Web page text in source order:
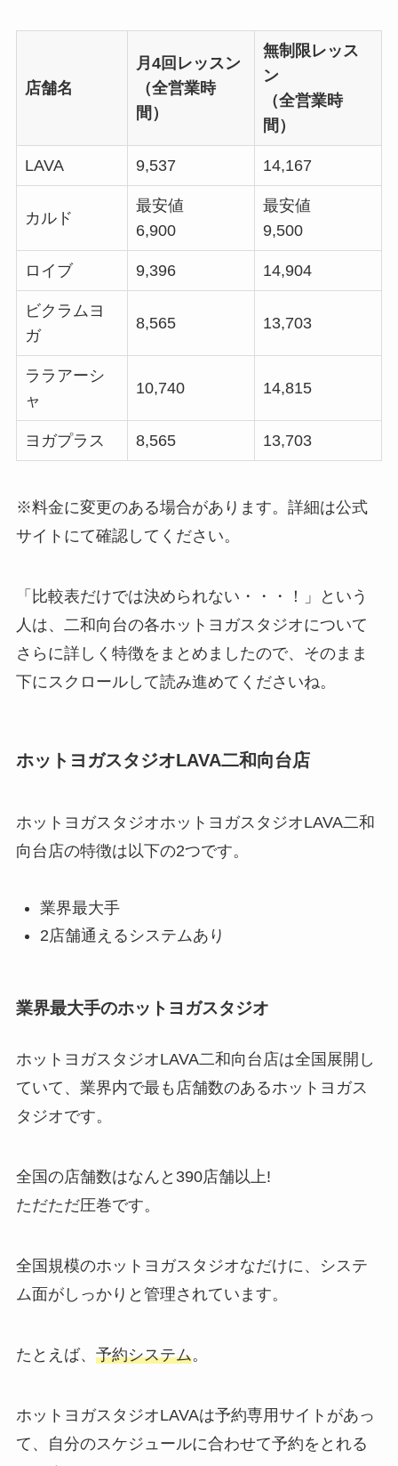
店舗名
月4回レッスン
（全営業時
間）
無制限レッス
ン
（全営業時
間）
LAVA 9,537 14,167
カルド
最安値
6,900
最安値
9,500
ロイブ 9,396 14,904
ビクラムヨ
ガ
8,565 13,703
ララアーシ
ャ
10,740 14,815
ヨガプラス 8,565 13,703
※料金に変更のある場合があります。詳細は公式
サイトにて確認してください。
「比較表だけでは決められない・・・！」という
人は、二和向台の各ホットヨガスタジオについて
さらに詳しく特徴をまとめましたので、そのまま
下にスクロールして読み進めてくださいね。
ホットヨガスタジオLAVA二和向台店
ホットヨガスタジオホットヨガスタジオLAVA二和
向台店の特徴は以下の2つです。
業界最大手
2店舗通えるシステムあり
業界最大手のホットヨガスタジオ
ホットヨガスタジオLAVA二和向台店は全国展開し
ていて、業界内で最も店舗数のあるホットヨガス
タジオです。
全国の店舗数はなんと 390店舗以上!
ただただ圧巻です。
全国規模のホットヨガスタジオなだけに、システ
ム面がしっかりと管理されています。
たとえば、 予約システム。
ホットヨガスタジオLAVAは予約専用サイトがあっ
て、自分のスケジュールに合わせて予約をとれる